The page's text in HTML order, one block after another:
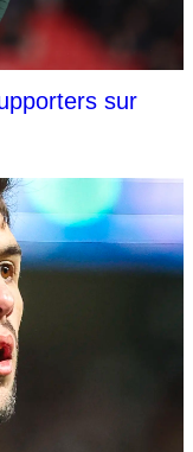
sur